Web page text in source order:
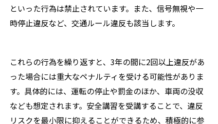
といった行為は禁止されています。また、信号無視や一
時停止違反など、交通ルール違反も該当します。
これらの行為を繰り返すと、3年の間に2回以上違反があ
った場合には重大なペナルティを受ける可能性がありま
す。具体的には、運転の停止や罰金のほか、車両の没収
なども想定されます。安全講習を受講することで、違反
リスクを最小限に抑えることができるため、積極的に参